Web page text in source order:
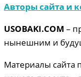
Авторы сайта и
USOBAKI.COM –
нынешним и
Материалы сайта